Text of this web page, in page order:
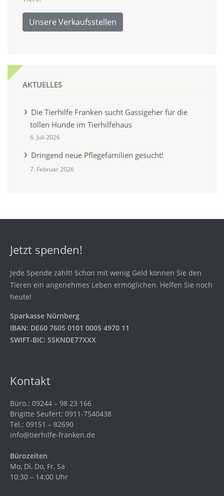
Unsere Verkaufsstellen
AKTUELLES
Die Tierhilfe Franken sucht Gassigeher für die
tollen Hunde im Tierhilfehaus
6. Juli 2026
Dringend neue Pflegefamilien gesucht!
7. Februar 2026
Jetzt spenden!
Jede Spende zählt! Schon mit wenig Geld können Sie den
Tieren ein angenehmes Leben ermöglichen. Helfen Sie noch
heute!
Sparkasse Nürnberg
IBAN: DE60 7605 0101 0005 4970 11
SWIFT-BIC: SSKNDE77XXX
Kontakt
Büro.: 09244 – 98 23 166
Brigitte Seufert: 0911-7540438
Tel.: 09151 – 82690
info@tierhilfe-franken.de
Bürozeiten
Mo, Di, Do, Fr, Sa
10:30 – 14:00 Uhr